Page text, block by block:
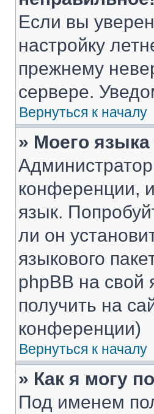
Если вы
настройку
прежнему
сервере.
Вернуться к началу
» Моего языка
конференции,
язык.
ли он
языкового
phpBB на
получить на
конференции)
Вернуться к началу
» Как я могу
Под именем